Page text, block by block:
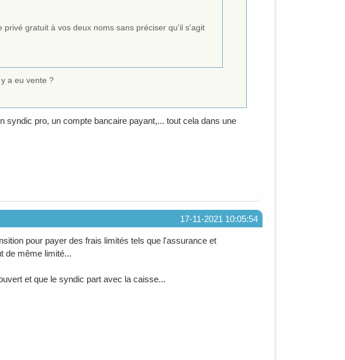
gratuit à vos deux noms sans préciser qu'il s'agit
a eu vente ?
syndic pro, un compte bancaire payant,... tout cela dans une
17-11-2021 10:05:54
pour payer des frais limités tels que l'assurance et
de même limité...
et que le syndic part avec la caisse...